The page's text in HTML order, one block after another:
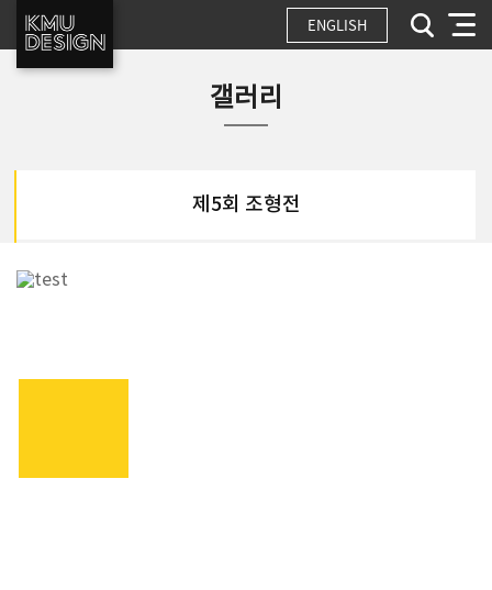
ENGLISH
갤러리
제5회 조형전